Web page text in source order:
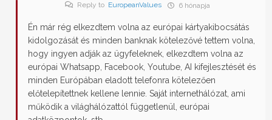
Reply to EuropeanValues 6 hónapja
Én már rég elkezdtem volna az európai kártyakibocsátás
kidolgozását és minden banknak kötelezővé tettem volna,
hogy ingyen adják az ügyfeleknek, elkezdtem volna az
európai Whatsapp, Facebook, Youtube, AI kifejlesztését és
minden Európában eladott telefonra kötelezően
előtelepítettnek kellene lennie. Saját internethálózat, ami
működik a világhálózattól függetlenül, európai